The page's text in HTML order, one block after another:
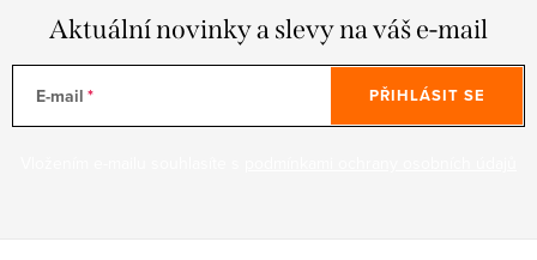
Aktuální novinky a slevy na váš e-mail
E-mail PŘIHLÁSIT SE